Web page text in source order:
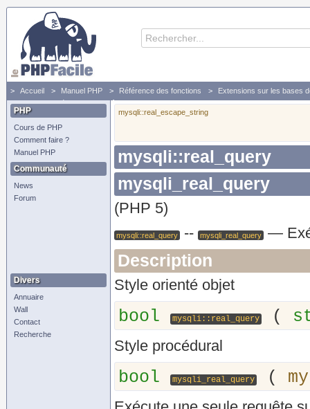
Accueil Manuel PHP Référence des fonctions
Extensions sur les bases
mysqli
Exécute une requête SQL
PHP
Cours de PHP
Comment faire ?
Manuel PHP
Communauté
News
Forum
Divers
Annuaire
Wall
Contact
Recherche
mysqli::real_escape_string
mysqli::real_query
mysqli_real_query
(PHP 5)
mysqli::real_query -- mysqli_real_query —
Description
Style orienté objet
bool mysqli::real_query (
Style procédural
bool mysqli_real_query (